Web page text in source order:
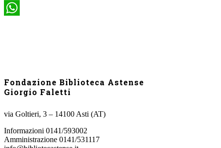
Fondazione Biblioteca Astense
Giorgio Faletti
via Goltieri, 3 – 14100 Asti (AT)
Informazioni 0141/593002
Amministrazione 0141/531117